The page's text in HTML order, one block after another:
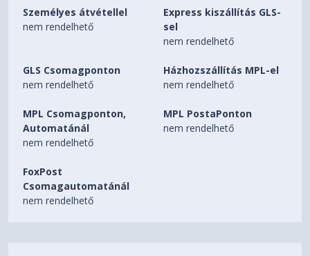
Személyes átvétellel
nem rendelhető
Express kiszállítás GLS-
sel
nem rendelhető
GLS Csomagponton
nem rendelhető
Házhozszállítás MPL-el
nem rendelhető
MPL Csomagponton,
Automatánál
nem rendelhető
MPL PostaPonton
nem rendelhető
FoxPost
Csomagautomatánál
nem rendelhető